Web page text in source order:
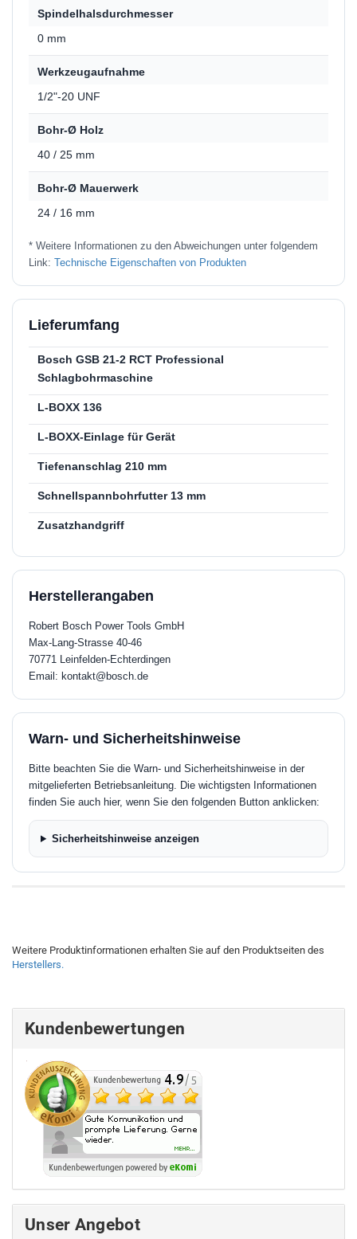
Spindelhalsdurchmesser
0 mm
Werkzeugaufnahme
1/2"-20 UNF
Bohr-Ø Holz
40 / 25 mm
Bohr-Ø Mauerwerk
24 / 16 mm
* Weitere Informationen zu den Abweichungen unter folgendem
Link: Technische Eigenschaften von Produkten
Lieferumfang
Bosch GSB 21-2 RCT Professional
Schlagbohrmaschine
L-BOXX 136
L-BOXX-Einlage für Gerät
Tiefenanschlag 210 mm
Schnellspannbohrfutter 13 mm
Zusatzhandgriff
Herstellerangaben
Robert Bosch Power Tools GmbH
Max-Lang-Strasse 40-46
70771 Leinfelden-Echterdingen
Email: kontakt@bosch.de
Warn- und Sicherheitshinweise
Bitte beachten Sie die Warn- und Sicherheitshinweise in der
mitgelieferten Betriebsanleitung. Die wichtigsten Informationen
finden Sie auch hier, wenn Sie den folgenden Button anklicken:
Sicherheitshinweise anzeigen
Weitere Produktinformationen erhalten Sie auf den Produktseiten des
Herstellers.
Kundenbewertungen
Unser Angebot